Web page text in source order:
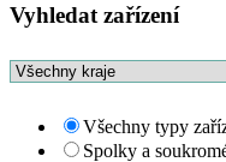
Vyhledat zařízení
Všechny typy
Spolky a